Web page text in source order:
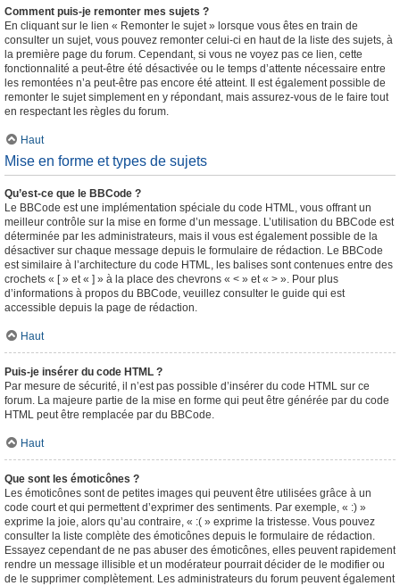
Comment puis-je remonter mes sujets ?
En cliquant sur le lien « Remonter le sujet » lorsque vous êtes en train de
consulter un sujet, vous pouvez remonter celui-ci en haut de la liste des sujets, à
la première page du forum. Cependant, si vous ne voyez pas ce lien, cette
fonctionnalité a peut-être été désactivée ou le temps d’attente nécessaire entre
les remontées n’a peut-être pas encore été atteint. Il est également possible de
remonter le sujet simplement en y répondant, mais assurez-vous de le faire tout
en respectant les règles du forum.
Haut
Mise en forme et types de sujets
Qu’est-ce que le BBCode ?
Le BBCode est une implémentation spéciale du code HTML, vous offrant un
meilleur contrôle sur la mise en forme d’un message. L’utilisation du BBCode est
déterminée par les administrateurs, mais il vous est également possible de la
désactiver sur chaque message depuis le formulaire de rédaction. Le BBCode
est similaire à l’architecture du code HTML, les balises sont contenues entre des
crochets « [ » et « ] » à la place des chevrons « < » et « > ». Pour plus
d’informations à propos du BBCode, veuillez consulter le guide qui est
accessible depuis la page de rédaction.
Haut
Puis-je insérer du code HTML ?
Par mesure de sécurité, il n’est pas possible d’insérer du code HTML sur ce
forum. La majeure partie de la mise en forme qui peut être générée par du code
HTML peut être remplacée par du BBCode.
Haut
Que sont les émoticônes ?
Les émoticônes sont de petites images qui peuvent être utilisées grâce à un
code court et qui permettent d’exprimer des sentiments. Par exemple, « :) »
exprime la joie, alors qu’au contraire, « :( » exprime la tristesse. Vous pouvez
consulter la liste complète des émoticônes depuis le formulaire de rédaction.
Essayez cependant de ne pas abuser des émoticônes, elles peuvent rapidement
rendre un message illisible et un modérateur pourrait décider de le modifier ou
de le supprimer complètement. Les administrateurs du forum peuvent également